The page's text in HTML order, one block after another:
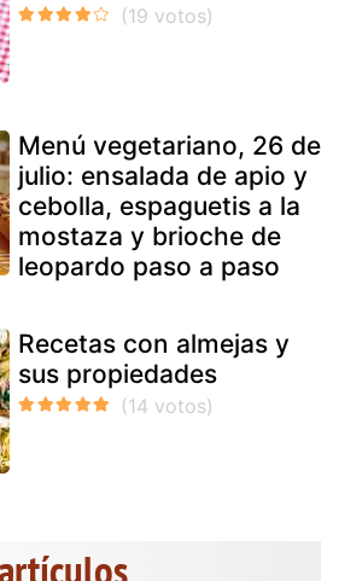
Menú vegetariano, 26 de
julio: ensalada de apio y
cebolla, espaguetis a la
mostaza y brioche de
leopardo paso a paso
Recetas con almejas y
sus propiedades